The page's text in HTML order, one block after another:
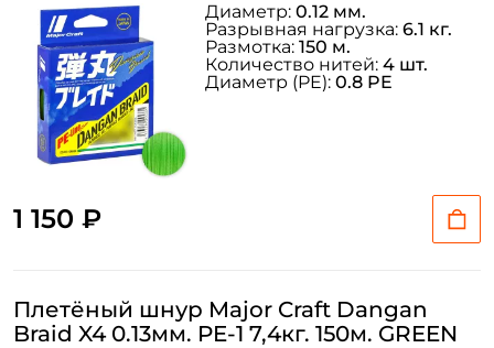
1 150 ₽
Диаметр: 0.12 мм.
Разрывная нагрузка: 6.1 кг.
Размотка: 150 м.
Количество нитей: 4 шт.
Диаметр (PE): 0.8 PE
Плетёный шнур Major Craft Dangan
Braid X4 0.13мм. PE-1 7,4кг. 150м. GREEN